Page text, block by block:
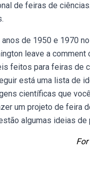
de feiras de
anos de 1950 e 1970
leave a
feitos para feiras de
está uma lista de
científicas que
um projeto de feira
algumas ideias